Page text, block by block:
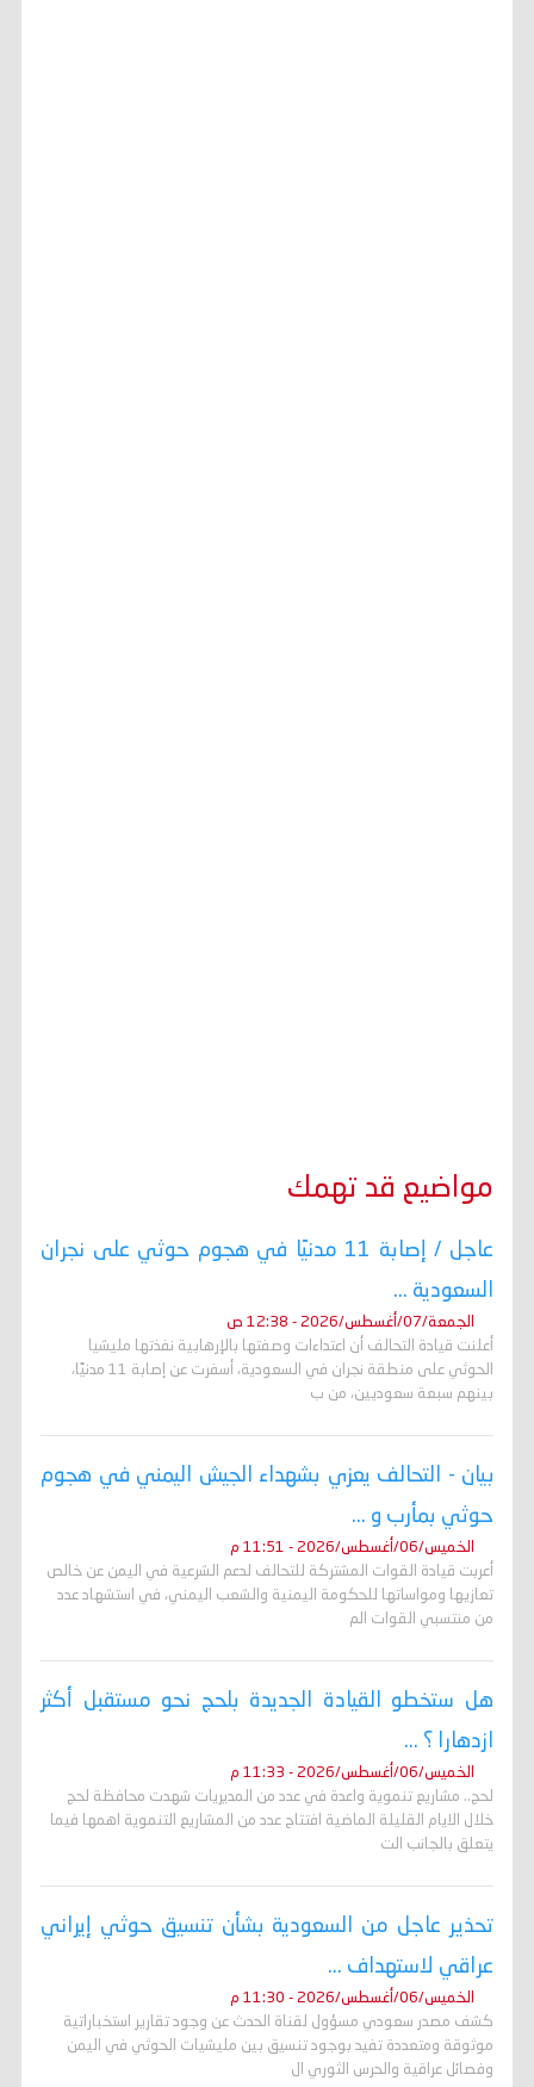
مواضيع قد تهمك
عاجل / إصابة 11 مدنيًا في هجوم حوثي على نجران
السعودية ...
الجمعة/07/أغسطس/2026 - 12:38 ص
أعلنت قيادة التحالف أن اعتداءات وصفتها بالإرهابية نفذتها مليشيا
الحوثي على منطقة نجران في السعودية، أسفرت عن إصابة 11 مدنيًا،
بينهم سبعة سعوديين، من ب
بيان - التحالف يعزي بشهداء الجيش اليمني في هجوم
حوثي بمأرب و ...
الخميس/06/أغسطس/2026 - 11:51 م
أعربت قيادة القوات المشتركة للتحالف لدعم الشرعية في اليمن عن خالص
تعازيها ومواساتها للحكومة اليمنية والشعب اليمني، في استشهاد عدد
من منتسبي القوات الم
هل ستخطو القيادة الجديدة بلحج نحو مستقبل أكثر
ازدهارا ؟ ...
الخميس/06/أغسطس/2026 - 11:33 م
لحج.. مشاريع تنموية واعدة في عدد من المديريات شهدت محافظة لحج
خلال الايام القليلة الماضية افتتاح عدد من المشاريع التنموية اهمها فيما
يتعلق بالجانب الت
تحذير عاجل من السعودية بشأن تنسيق حوثي إيراني
عراقي لاستهداف ...
الخميس/06/أغسطس/2026 - 11:30 م
كشف مصدر سعودي مسؤول لقناة الحدث عن وجود تقارير استخباراتية
موثوقة ومتعددة تفيد بوجود تنسيق بين مليشيات الحوثي في اليمن
وفصائل عراقية والحرس الثوري ال